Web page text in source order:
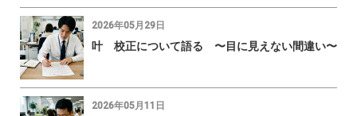
2026年05月29日
叶 校正について語る 〜目に見えない間違い〜
2026年05月11日